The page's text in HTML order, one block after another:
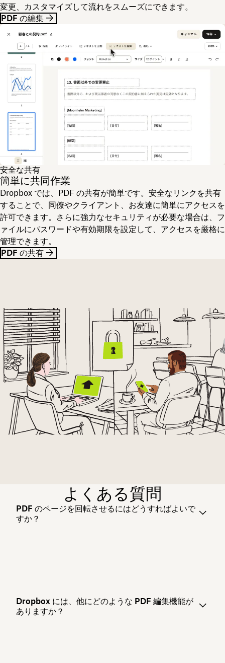
変更、カスタマイズして流れをスムーズにできます。
PDF の編集
安全な共有
簡単に共同作業
Dropbox では、PDF の共有が簡単です。安全なリンクを共有
することで、同僚やクライアント、お友達に簡単にアクセスを
許可できます。さらに強力なセキュリティが必要な場合は、フ
ァイルにパスワードや有効期限を設定して、アクセスを厳格に
管理できます。
PDF の共有
よくある質問
PDF のページを回転させるにはどうすればよいで
すか？
Dropbox には、他にどのような PDF 編集機能が
ありますか？